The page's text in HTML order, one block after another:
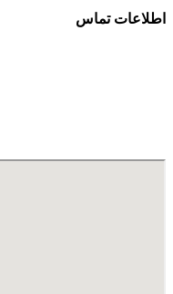
اطلاعات تماس